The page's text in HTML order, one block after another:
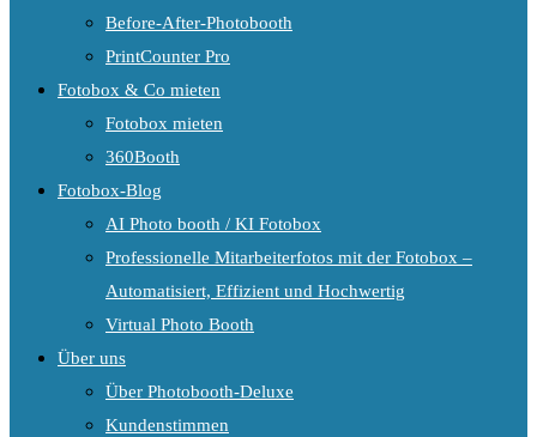
Before-After-Photobooth
PrintCounter Pro
Fotobox & Co mieten
Fotobox mieten
360Booth
Fotobox-Blog
AI Photo booth / KI Fotobox
Professionelle Mitarbeiterfotos mit der Fotobox –
Automatisiert, Effizient und Hochwertig
Virtual Photo Booth
Über uns
Über Photobooth-Deluxe
Kundenstimmen